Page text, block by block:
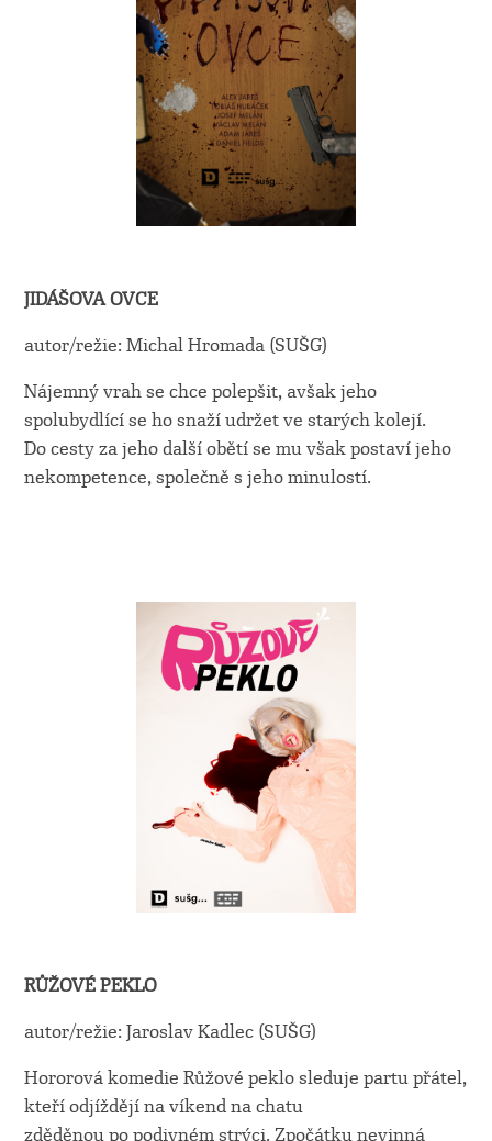
JIDÁŠOVA OVCE
autor/režie: Michal Hromada (SUŠG)
Nájemný vrah se chce polepšit, avšak jeho
spolubydlící se ho snaží udržet ve starých kolejí.
Do cesty za jeho další obětí se mu však postaví jeho
nekompetence, společně s jeho minulostí.
RŮŽOVÉ PEKLO
autor/režie: Jaroslav Kadlec (SUŠG)
Hororová komedie Růžové peklo sleduje partu přátel,
kteří odjíždějí na víkend na chatu
zděděnou po podivném strýci. Zpočátku nevinná